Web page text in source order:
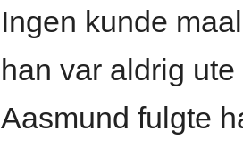
Ingen kunde
han var aldrig
Aasmund fulgte